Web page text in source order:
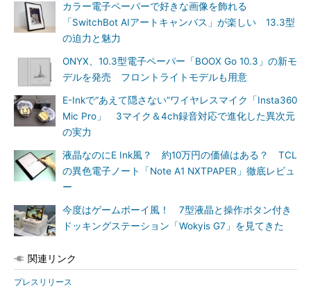
カラー電子ペーパーで好きな画像を飾れる
「SwitchBot AIアートキャンバス」が楽しい 13.3型
の迫力と魅力
ONYX、10.3型電子ペーパー「BOOX Go 10.3」の新モ
デルを発売 フロントライトモデルも用意
E-Inkで“あえて隠さない”ワイヤレスマイク「Insta360
Mic Pro」 3マイク＆4ch録音対応で進化した異次元
の実力
液晶なのにE Ink風？ 約10万円の価値はある？ TCL
の異色電子ノート「Note A1 NXTPAPER」徹底レビュ
ー
今度はゲームボーイ風！ 7型液晶と操作ボタン付き
ドッキングステーション「Wokyis G7」を見てきた
関連リンク
プレスリリース